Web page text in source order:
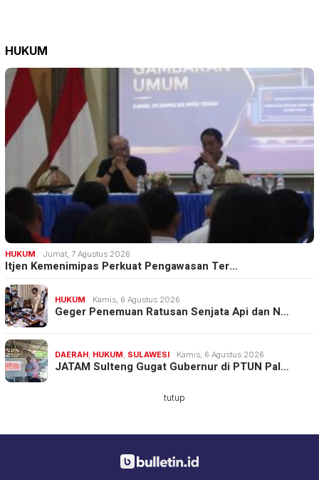
HUKUM
HUKUM Jumat, 7 Agustus 2026
Itjen Kemenimipas Perkuat Pengawasan Ter…
HUKUM Kamis, 6 Agustus 2026
Geger Penemuan Ratusan Senjata Api dan N…
DAERAH, HUKUM, SULAWESI Kamis, 6 Agustus 2026
JATAM Sulteng Gugat Gubernur di PTUN Pal…
tutup